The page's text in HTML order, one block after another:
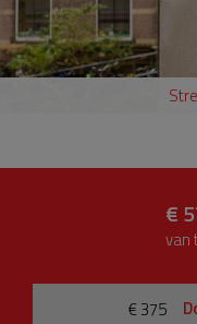
€
van
€ 375